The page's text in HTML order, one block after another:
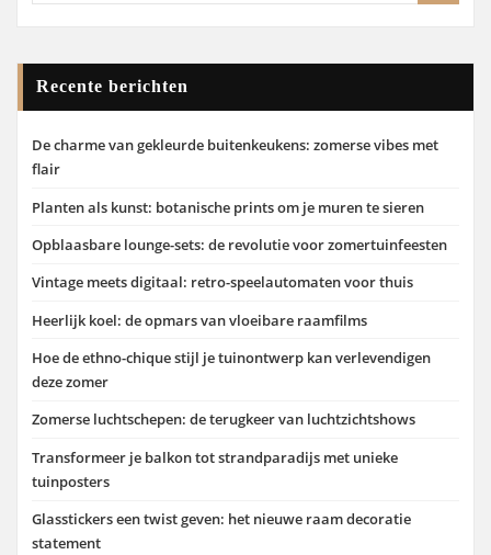
Recente berichten
De charme van gekleurde buitenkeukens: zomerse vibes met
flair
Planten als kunst: botanische prints om je muren te sieren
Opblaasbare lounge-sets: de revolutie voor zomertuinfeesten
Vintage meets digitaal: retro-speelautomaten voor thuis
Heerlijk koel: de opmars van vloeibare raamfilms
Hoe de ethno-chique stijl je tuinontwerp kan verlevendigen
deze zomer
Zomerse luchtschepen: de terugkeer van luchtzichtshows
Transformeer je balkon tot strandparadijs met unieke
tuinposters
Glasstickers een twist geven: het nieuwe raam decoratie
statement